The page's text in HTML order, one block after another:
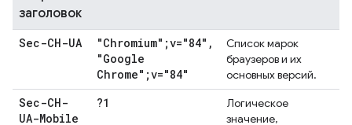
заголовок
Sec-CH-UA "Chromium";v="84" ,
"Google
Chrome";v="84"
Список марок
браузеров и их
основных версий.
Sec-CH-
UA-Mobile
?1
Логическое
значение,